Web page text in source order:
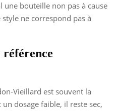
une bouteille non pas à cause
ne correspond pas à
Vieillard est souvent la
dosage faible, il reste sec,